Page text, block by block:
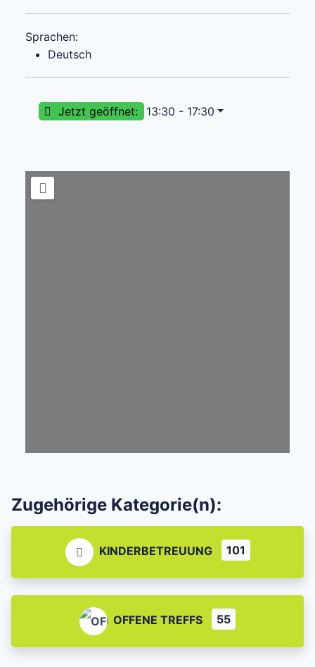
Sprachen:
Deutsch
Jetzt geöffnet: 13:30 - 17:30
Zugehörige Kategorie(n):
KINDERBETREUUNG 101
OFFENE TREFFS 55